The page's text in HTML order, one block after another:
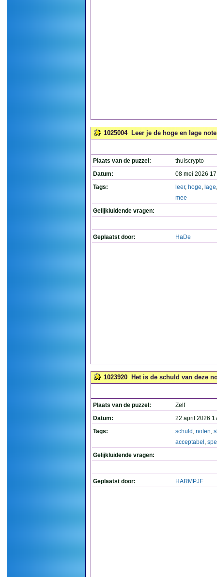
1025004 Leer je de hoge en lage
Plaats van de puzzel:
thuiscrypto
Datum:
08 mei 2026
Tags:
leer, hoge, lage
mee
Gelijkluidende vragen:
Geplaatst door: HaDe
1023920 Het is de schuld van deze
Plaats van de puzzel:
Zelf
Datum:
22 april 2026
Tags:
schuld , noten,
acceptabel ,
Gelijkluidende vragen:
Geplaatst door: HARMPJE